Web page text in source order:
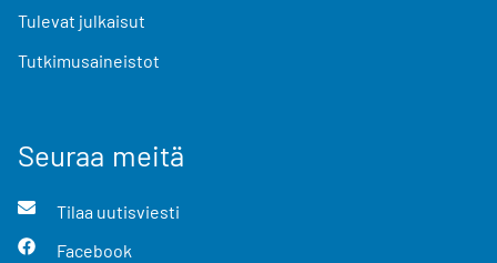
Tulevat julkaisut
Tutkimusaineistot
Seuraa meitä
Tilaa uutisviesti
Facebook